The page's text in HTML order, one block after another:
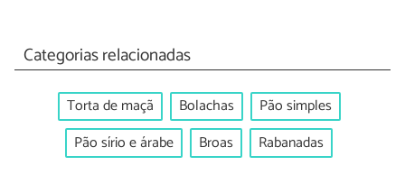
Categorias relacionadas
Torta de maçã Bolachas
Pão simples
Pão sírio e árabe
Broas Rabanadas